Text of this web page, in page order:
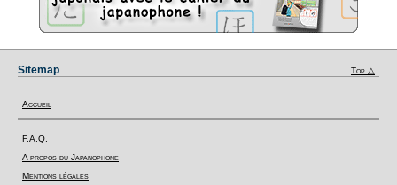
Sitemap Top △
Accueil
F.A.Q.
A propos du Japanophone
Mentions légales